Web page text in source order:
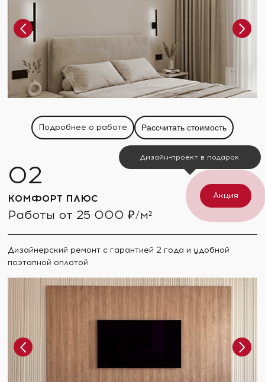
Подробнее о работе Рассчитать стоимость
КОМФОРТ ПЛЮС
Работы от 25 000 ₽/м²
Дизайнерский ремонт с гарантией 2 года и удобной
поэтапной оплатой
Акция
Дизайн-проект в подарок